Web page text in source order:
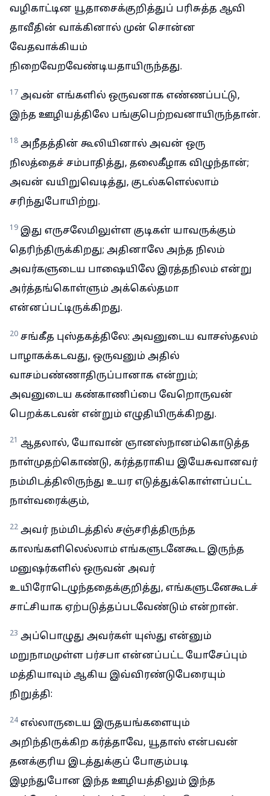
வழிகாட்டின யூதாசைக்குறித்துப் பரிசுத்த ஆவி
தாவீதின் வாக்கினால் முன் சொன்ன
வேதவாக்கியம்
நிறைவேறவேண்டியதாயிருந்தது.
17 அவன் எங்களில் ஒருவனாக எண்ணப்பட்டு,
இந்த ஊழியத்திலே பங்குபெற்றவனாயிருந்தான்.
18 அநீதத்தின் கூலியினால் அவன் ஒரு
நிலத்தைச் சம்பாதித்து, தலைகீழாக விழுந்தான்;
அவன் வயிறுவெடித்து, குடல்களெல்லாம்
சரிந்துபோயிற்று.
19 இது எருசலேமிலுள்ள குடிகள் யாவருக்கும்
தெரிந்திருக்கிறது; அதினாலே அந்த நிலம்
அவர்களுடைய பாஷையிலே இரத்தநிலம் என்று
அர்த்தங்கொள்ளும் அக்கெல்தமா
என்னப்பட்டிருக்கிறது.
20 சங்கீத புஸ்தகத்திலே: அவனுடைய வாசஸ்தலம்
பாழாகக்கடவது, ஒருவனும் அதில்
வாசம்பண்ணாதிருப்பானாக என்றும்;
அவனுடைய கண்காணிப்பை வேறொருவன்
பெறக்கடவன் என்றும் எழுதியிருக்கிறது.
21 ஆதலால், யோவான் ஞானஸ்நானம்கொடுத்த
நாள்முதற்கொண்டு, கர்த்தராகிய இயேசுவானவர்
நம்மிடத்திலிருந்து உயர எடுத்துக்கொள்ளப்பட்ட
நாள்வரைக்கும்,
22 அவர் நம்மிடத்தில் சஞ்சரித்திருந்த
காலங்களிலெல்லாம் எங்களுடனேகூட இருந்த
மனுஷர்களில் ஒருவன் அவர்
உயிரோடெழுந்ததைக்குறித்து, எங்களுடனேகூடச்
சாட்சியாக ஏற்படுத்தப்படவேண்டும் என்றான்.
23 அப்பொழுது அவர்கள் யுஸ்து என்னும்
மறுநாமமுள்ள பர்சபா என்னப்பட்ட யோசேப்பும்
மத்தியாவும் ஆகிய இவ்விரண்டுபேரையும்
நிறுத்தி:
24 எல்லாருடைய இருதயங்களையும்
அறிந்திருக்கிற கர்த்தாவே, யூதாஸ் என்பவன்
தனக்குரிய இடத்துக்குப் போகும்படி
இழந்துபோன இந்த ஊழியத்திலும் இந்த